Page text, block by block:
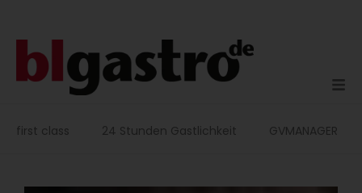
first class 24 Stunden Gastlichkeit GVMANAGER